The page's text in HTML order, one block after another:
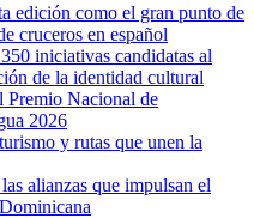
edición como el gran punto de
cruceros en español
iniciativas candidatas al
de la identidad cultural
Premio Nacional de
2026
y rutas que unen la
alianzas que impulsan el